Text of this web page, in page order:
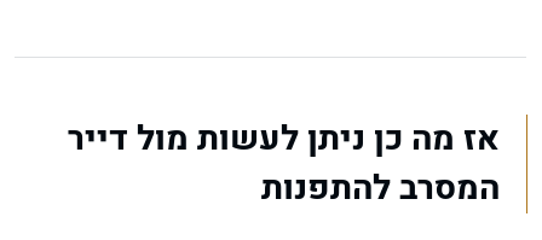
אז מה כן ניתן לעשות מול דייר
המסרב להתפנות